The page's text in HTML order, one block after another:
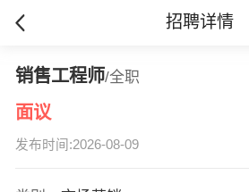
招聘详情
销售工程师/全职
面议
发布时间:2026-08-09